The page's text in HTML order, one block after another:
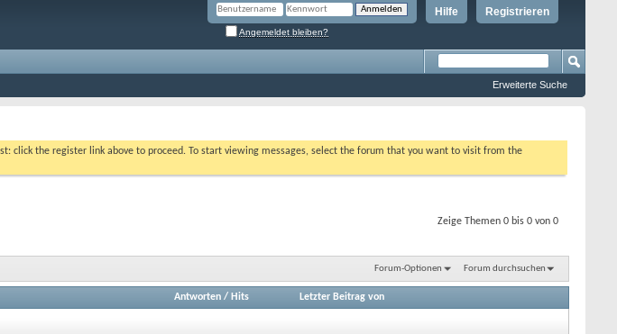
Registrieren
Hilfe
Angemeldet bleiben?
Erweiterte Suche
click the register link above to proceed. To start viewing messages, select the forum that you want to visit from the
Zeige Themen 0 bis 0 von 0
Forum-Optionen Forum durchsuchen
Antworten/ Hits Letzter Beitrag von